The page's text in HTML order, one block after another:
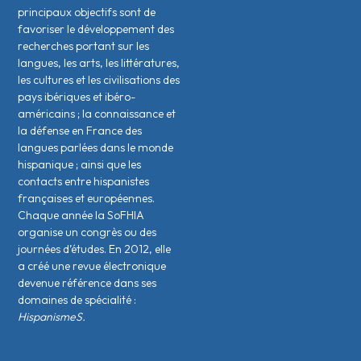
principaux objectifs sont de
favoriser le développement des
recherches portant sur les
langues, les arts, les littératures,
les cultures et les civilisations des
pays ibériques et ibéro-
américains ; la connaissance et
la défense en France des
langues parlées dans le monde
hispanique ; ainsi que les
contacts entre hispanistes
français·es et européen·nes.
Chaque année la SoFHIA
organise un congrès ou des
journées d’études. En 2012, elle
a créé une revue électronique
devenue référence dans ses
domaines de spécialité :
HispanismeS.